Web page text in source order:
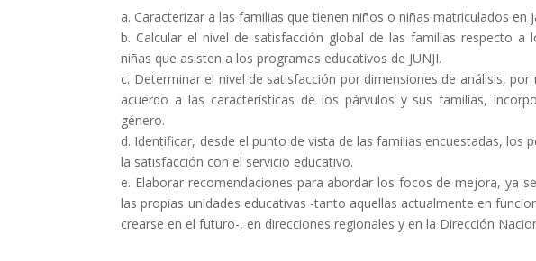
a. Caracterizar a las familias que tienen niños o niñas matriculados en
b. Calcular el nivel de satisfacción global de las familias respecto a
niñas que asisten a los programas educativos de JUNJI.
c. Determinar el nivel de satisfacción por dimensiones de análisis,
acuerdo a las características de los párvulos y sus familias,
género.
d. Identificar, desde el punto de vista de las familias encuestadas, los
la satisfacción con el servicio educativo.
e. Elaborar recomendaciones para abordar los focos de mejora, ya
las propias unidades educativas -tanto aquellas actualmente en
crearse en el futuro-, en direcciones regionales y en la Dirección